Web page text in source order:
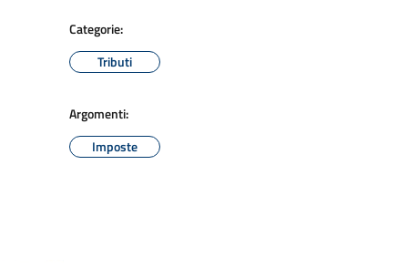
Categorie:
Tributi
Argomenti:
Imposte